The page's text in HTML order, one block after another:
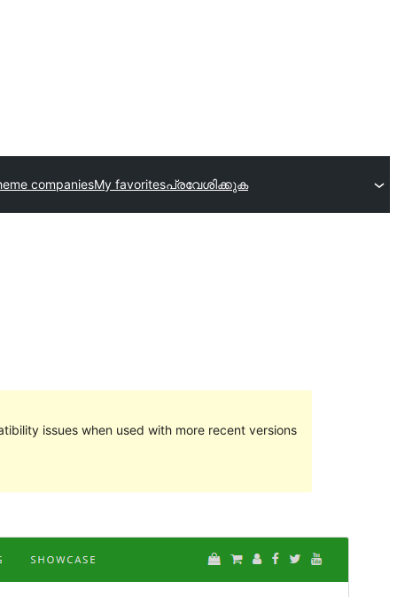
companiesMy favoritesപ്രവേശിക്കുക
issues when used with more recent versions